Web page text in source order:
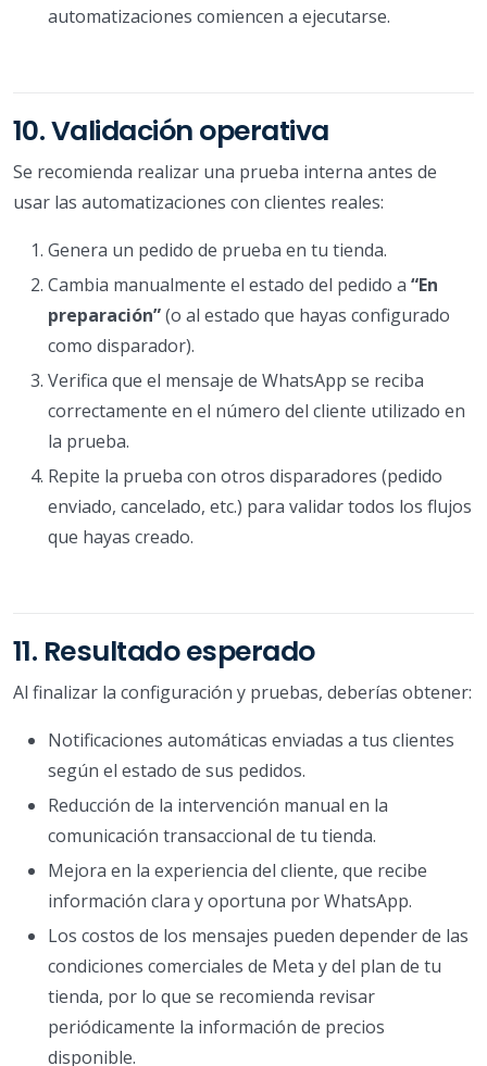
automatizaciones comiencen a ejecutarse.
10. Validación operativa
Se recomienda realizar una prueba interna antes de
usar las automatizaciones con clientes reales:
Genera un pedido de prueba en tu tienda.
Cambia manualmente el estado del pedido a “En
preparación”(o al estado que hayas configurado
como disparador).
Verifica que el mensaje de WhatsApp se reciba
correctamente en el número del cliente utilizado en
la prueba.
Repite la prueba con otros disparadores (pedido
enviado, cancelado, etc.) para validar todos los flujos
que hayas creado.
11. Resultado esperado
Al finalizar la configuración y pruebas, deberías obtener:
Notificaciones automáticas enviadas a tus clientes
según el estado de sus pedidos.
Reducción de la intervención manual en la
comunicación transaccional de tu tienda.
Mejora en la experiencia del cliente, que recibe
información clara y oportuna por WhatsApp.
Los costos de los mensajes pueden depender de las
condiciones comerciales de Meta y del plan de tu
tienda, por lo que se recomienda revisar
periódicamente la información de precios
disponible.